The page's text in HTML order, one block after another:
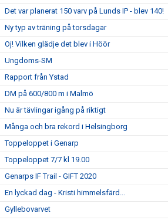
Det var planerat 150 varv på Lunds IP - blev 140!
Ny typ av träning på torsdagar
Oj! Vilken glädje det blev i Höör
Ungdoms-SM
Rapport från Ystad
DM på 600/800 m i Malmö
Nu är tävlingar igång på riktigt
Många och bra rekord i Helsingborg
Toppeloppet i Genarp
Toppeloppet 7/7 kl 19.00
Genarps IF Trail - GIFT 2020
En lyckad dag - Kristi himmelsfärd...
Gyllebovarvet